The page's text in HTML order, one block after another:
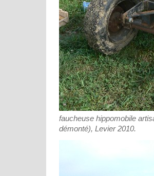
faucheuse hippomobile
démonté), Levier 2010.